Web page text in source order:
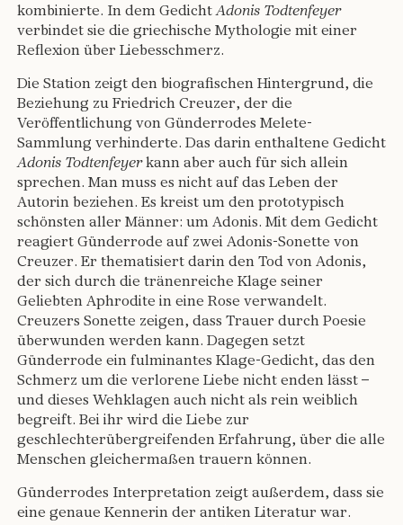
kombinierte. In dem GedichtAdonis Todtenfeyer
verbindet sie die griechische Mythologie mit einer
Reflexion über Liebesschmerz.
Die Station zeigt den biografischen Hintergrund, die
Beziehung zu Friedrich Creuzer, der die
Veröffentlichung von Günderrodes Melete-
Sammlung verhinderte. Das darin enthaltene Gedicht
Adonis Todtenfeyerkann aber auch für sich allein
sprechen. Man muss es nicht auf das Leben der
Autorin beziehen. Es kreist um den prototypisch
schönsten aller Männer: um Adonis. Mit dem Gedicht
reagiert Günderrode auf zwei Adonis-Sonette von
Creuzer. Er thematisiert darin den Tod von Adonis,
der sich durch die tränenreiche Klage seiner
Geliebten Aphrodite in eine Rose verwandelt.
Creuzers Sonette zeigen, dass Trauer durch Poesie
überwunden werden kann. Dagegen setzt
Günderrode ein fulminantes Klage-Gedicht, das den
Schmerz um die verlorene Liebe nicht enden lässt –
und dieses Wehklagen auch nicht als rein weiblich
begreift. Bei ihr wird die Liebe zur
geschlechterübergreifenden Erfahrung, über die alle
Menschen gleichermaßen trauern können.
Günderrodes Interpretation zeigt außerdem, dass sie
eine genaue Kennerin der antiken Literatur war.